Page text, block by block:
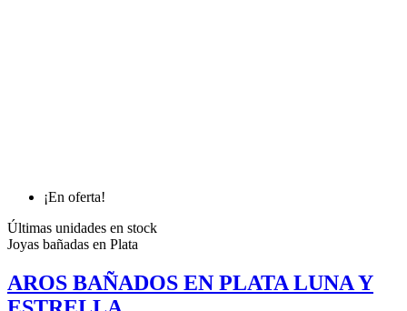
¡En oferta!
Últimas unidades en stock
Joyas bañadas en Plata
AROS BAÑADOS EN PLATA LUNA Y